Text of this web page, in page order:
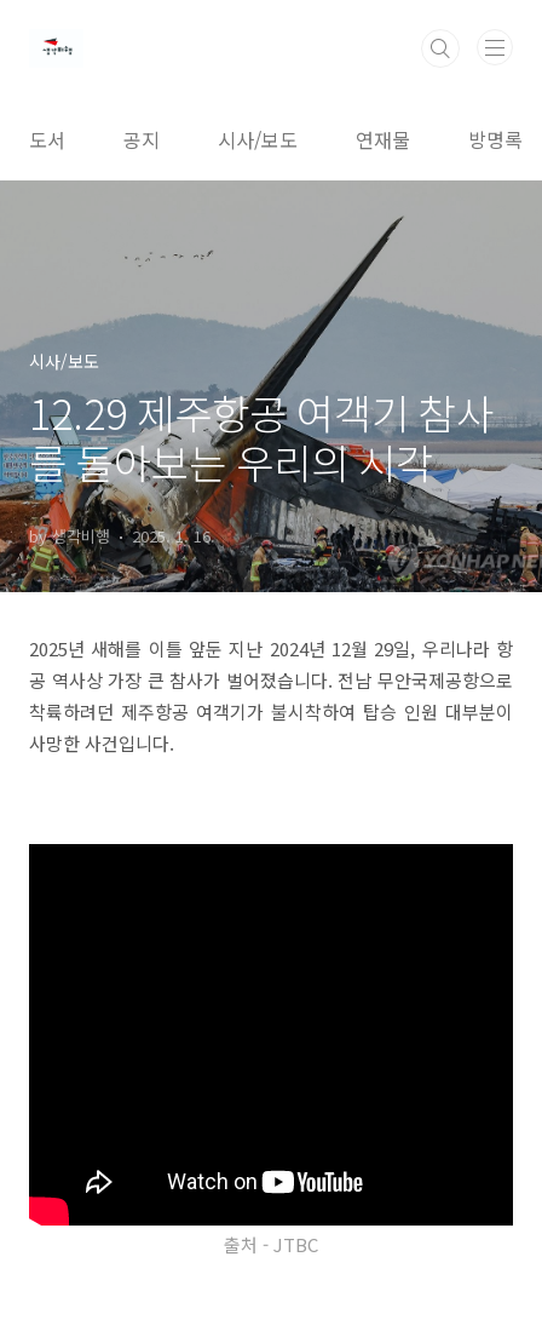
도서 공지 시사/보도 연재물 방명록
시사/보도
12.29 제주항공 여객기 참사
를 돌아보는 우리의 시각
by 생각비행 2025. 1. 16.
2025년 새해를 이틀 앞둔 지난 2024년 12월 29일, 우리나라 항
공 역사상 가장 큰 참사가 벌어졌습니다. 전남 무안국제공항으로
착륙하려던 제주항공 여객기가 불시착하여 탑승 인원 대부분이
사망한 사건입니다.
출처 - JTBC